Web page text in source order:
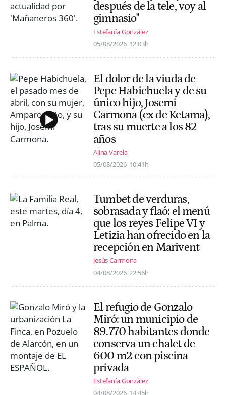
después de la tele, voy al
gimnasio"
Estefanía González
05/08/2026 12:03h
El dolor de la viuda de
Pepe Habichuela y de su
único hijo, Josemi
Carmona (ex de Ketama),
tras su muerte a los 82
años
Alina Varela
05/08/2026 10:41h
Tumbet de verduras,
sobrasada y flaó: el menú
que los reyes Felipe VI y
Letizia han ofrecido en la
recepción en Marivent
Jesús Carmona
04/08/2026 22:56h
El refugio de Gonzalo
Miró: un municipio de
89.770 habitantes donde
conserva un chalet de
600 m2 con piscina
privada
Estefanía González
04/08/2026 14:45h